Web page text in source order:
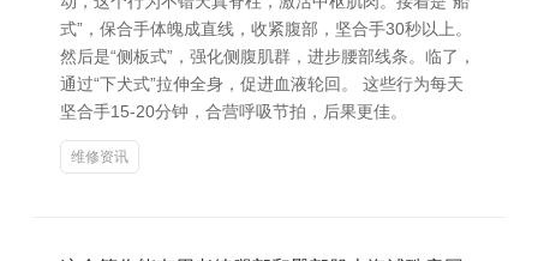
式”，保合手体魄成直线，收紧腹部，坚合手30秒以上。
然后是“侧板式”，强化侧腹肌群，进步腰部线条。临了，
通过“下犬式”拉伸全身，促进血液轮回。 这些行为每天
坚合手15-20分钟，合营呼吸节拍，后果更佳。
维修资讯